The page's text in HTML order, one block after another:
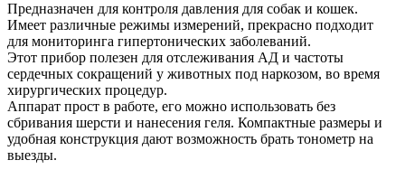
Предназначен для контроля давления для собак и кошек.
Имеет различные режимы измерений, прекрасно подходит
для мониторинга гипертонических заболеваний.
Этот прибор полезен для отслеживания АД и частоты
сердечных сокращений у животных под наркозом, во время
хирургических процедур.
Аппарат прост в работе, его можно использовать без
сбривания шерсти и нанесения геля. Компактные размеры и
удобная конструкция дают возможность брать тонометр на
выезды.